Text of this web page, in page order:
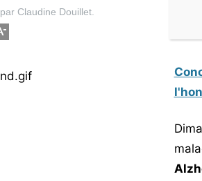
par Claudine Douillet.